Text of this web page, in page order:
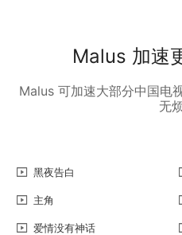
Malus 加速
Malus 可加速大部分中国电
无
黑夜告白
主角
爱情没有神话